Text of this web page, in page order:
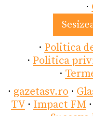
·
· Politica
· Politica
·
· gazetasv.ro ·
TV · Impact FM ·